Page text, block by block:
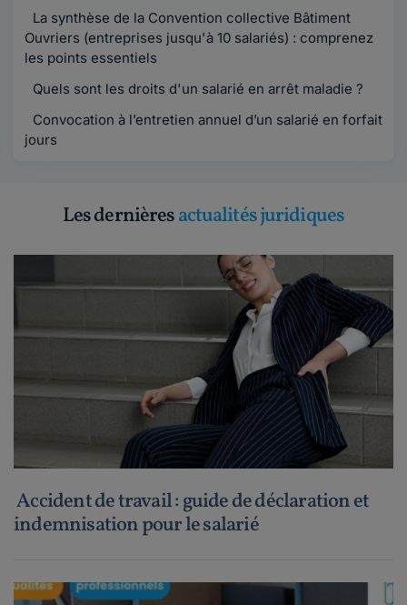
La synthèse de la Convention collective Bâtiment
Ouvriers (entreprises jusqu'à 10 salariés) : comprenez
les points essentiels
Quels sont les droits d'un salarié en arrêt maladie ?
Convocation à l’entretien annuel d’un salarié en forfait
jours
Les dernièresactualités juridiques
Accident de travail : guide de déclaration et
indemnisation pour le salarié